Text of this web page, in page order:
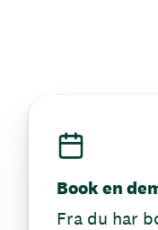
Book en
Fra du har